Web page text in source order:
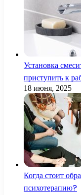
Установка
приступить к
18 июня, 2025
Когда стоит
психотерапию?